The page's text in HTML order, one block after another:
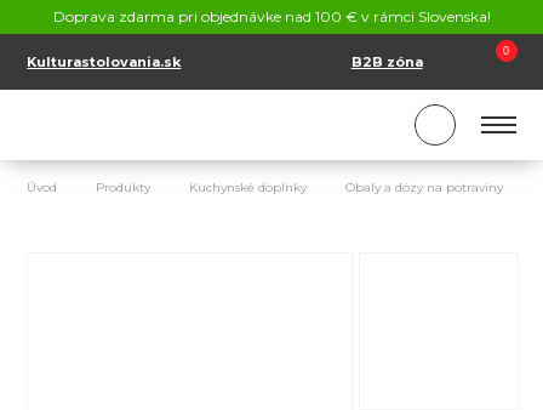
Doprava zdarma pri objednávke nad 100 € v rámci Slovenska!
Kulturastolovania.sk B2B zóna
0
SK
Úvod Produkty Kuchynské doplnky Obaly a dózy na potraviny